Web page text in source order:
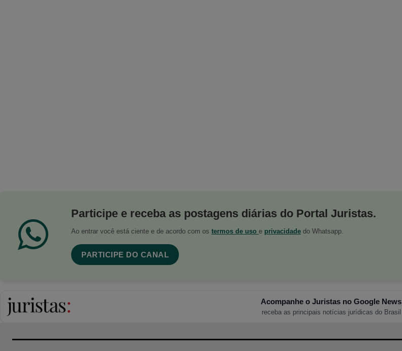
Participe e receba as postagens diárias do Portal Juristas.
Ao entrar você está ciente e de acordo com os termos de uso e privacidade do Whatsapp.
PARTICIPE DO CANAL
Acompanhe o Juristas no Google News
receba as principais notícias jurídicas do Brasil